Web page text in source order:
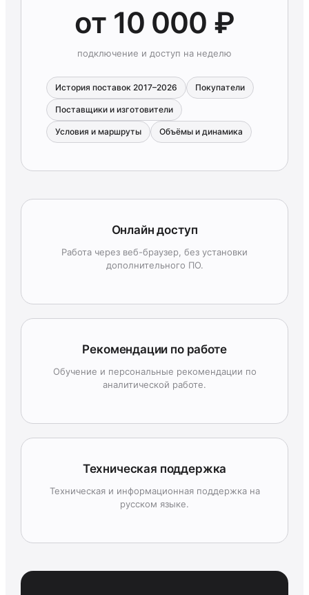
от 10 000 ₽
подключение и доступ на неделю
История поставок 2017–2026 Покупатели
Поставщики и изготовители
Условия и маршруты Объёмы и динамика
Онлайн доступ
Работа через веб-браузер, без установки
дополнительного ПО.
Рекомендации по работе
Обучение и персональные рекомендации по
аналитической работе.
Техническая поддержка
Техническая и информационная поддержка на
русском языке.